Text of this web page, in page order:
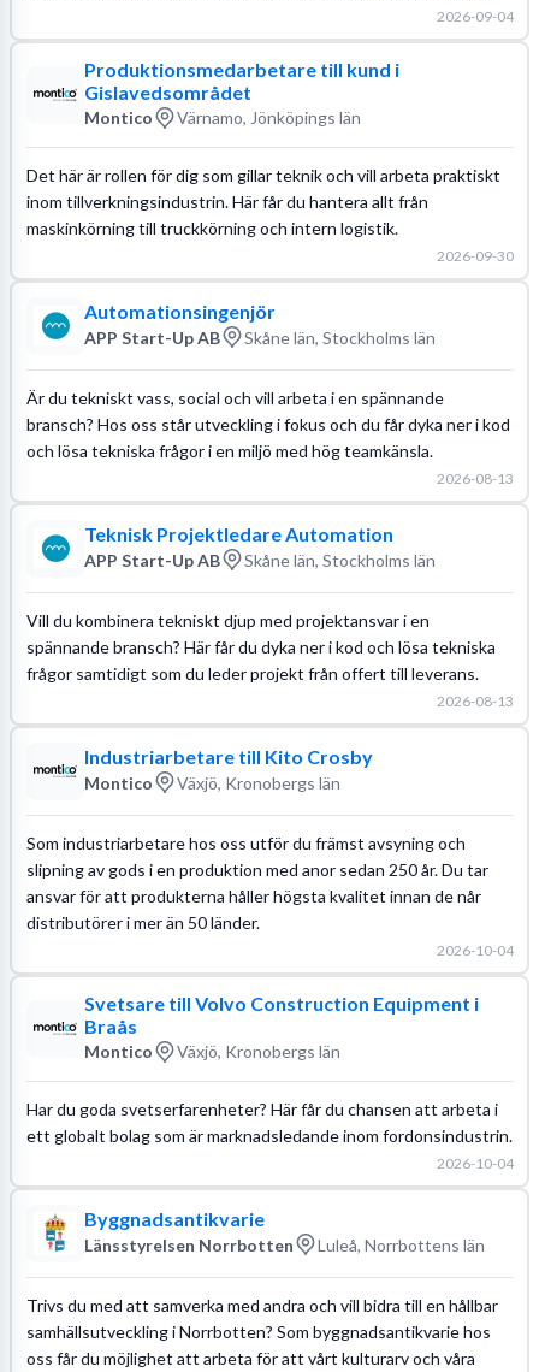
2026-09-04
Produktionsmedarbetare till kund i
Gislavedsområdet
Montico Värnamo, Jönköpings län
Det här är rollen för dig som gillar teknik och vill arbeta praktiskt
inom tillverkningsindustrin. Här får du hantera allt från
maskinkörning till truckkörning och intern logistik.
2026-09-30
Automationsingenjör
APP Start-Up AB Skåne län, Stockholms län
Är du tekniskt vass, social och vill arbeta i en spännande
bransch? Hos oss står utveckling i fokus och du får dyka ner i kod
och lösa tekniska frågor i en miljö med hög teamkänsla.
2026-08-13
Teknisk Projektledare Automation
APP Start-Up AB Skåne län, Stockholms län
Vill du kombinera tekniskt djup med projektansvar i en
spännande bransch? Här får du dyka ner i kod och lösa tekniska
frågor samtidigt som du leder projekt från offert till leverans.
2026-08-13
Industriarbetare till Kito Crosby
Montico Växjö, Kronobergs län
Som industriarbetare hos oss utför du främst avsyning och
slipning av gods i en produktion med anor sedan 250 år. Du tar
ansvar för att produkterna håller högsta kvalitet innan de når
distributörer i mer än 50 länder.
2026-10-04
Svetsare till Volvo Construction Equipment i
Braås
Montico Växjö, Kronobergs län
Har du goda svetserfarenheter? Här får du chansen att arbeta i
ett globalt bolag som är marknadsledande inom fordonsindustrin.
2026-10-04
Byggnadsantikvarie
Länsstyrelsen Norrbotten Luleå, Norrbottens län
Trivs du med att samverka med andra och vill bidra till en hållbar
samhällsutveckling i Norrbotten? Som byggnadsantikvarie hos
oss får du möjlighet att arbeta för att vårt kulturarv och våra